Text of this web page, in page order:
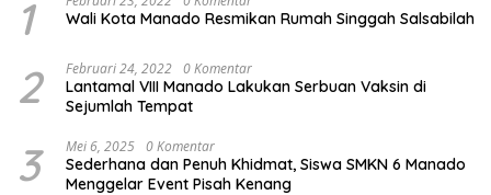
1 Wali Kota Manado Resmikan Rumah Singgah Salsabilah
2 Februari 24, 2022 0 Komentar
Lantamal VIII Manado Lakukan Serbuan Vaksin di
Sejumlah Tempat
3 Mei 6, 2025 0 Komentar
Sederhana dan Penuh Khidmat, Siswa SMKN 6 Manado
Menggelar Event Pisah Kenang